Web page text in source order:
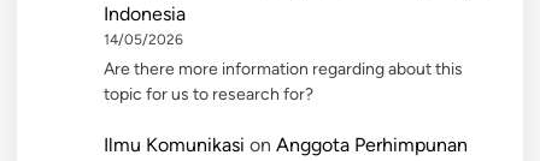
Indonesia
14/05/2026
Are there more information regarding about this
topic for us to research for?
Ilmu Komunikasi on Anggota Perhimpunan